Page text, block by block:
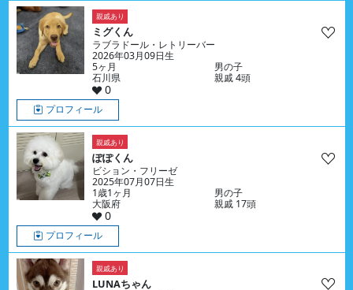
親戚あり
ミグくん
ラブラドール・レトリーバー
2026年03月09日生
5ヶ月
男の子
石川県
親戚 4頭
0
プロフィール
親戚あり
ぽぽくん
ビション・フリーゼ
2025年07月07日生
1歳1ヶ月
男の子
大阪府
親戚 17頭
0
プロフィール
親戚あり
LUNAちゃん